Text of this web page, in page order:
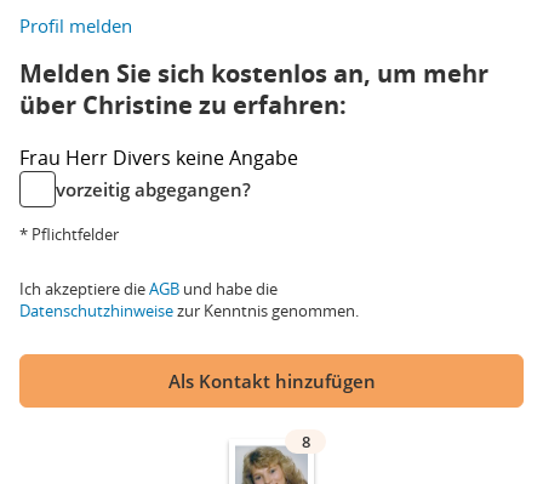
Profil melden
Melden Sie sich kostenlos an, um mehr
über Christine zu erfahren:
Frau Herr Divers keine Angabe
vorzeitig abgegangen?
* Pflichtfelder
Ich akzeptiere dieAGB und habe die
Datenschutzhinweisezur Kenntnis genommen.
Als Kontakt hinzufügen
8